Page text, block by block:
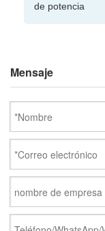
de potencia
Mensaje